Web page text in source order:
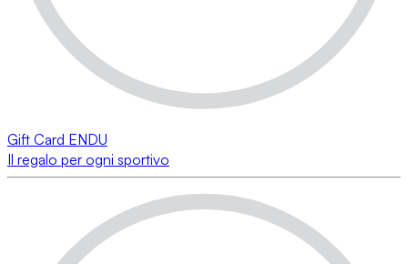
Gift Card ENDU
Il regalo per ogni sportivo